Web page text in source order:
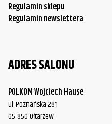
Regulamin sklepu
Regulamin newslettera
ADRES SALONU
POLKOM Wojciech Hause
ul. Poznańska 281
05-850 Ołtarzew